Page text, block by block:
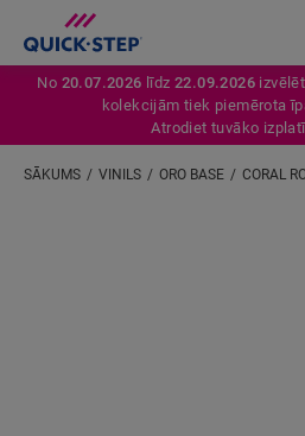
No 20.07.2026 līdz22.09.2026
kolekcijām tiek piemērota
Atrodiet tuvāko
SĀKUMS VINILS ORO BASE CORAL